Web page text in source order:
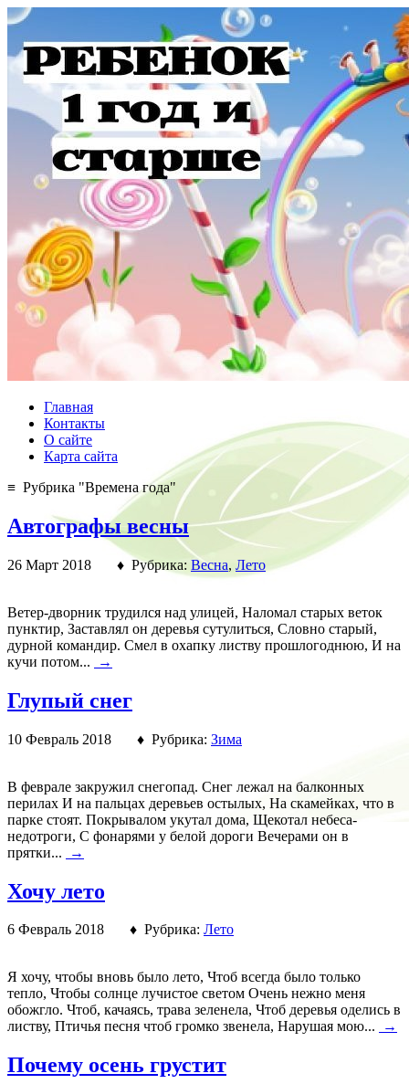
Главная
Контакты
О сайте
Карта сайта
≡ Рубрика "Времена года"
Автографы весны
26 Март 2018 ♦ Рубрика: Весна, Лето
Ветер-дворник трудился над улицей, Наломал старых веток
пунктир, Заставлял он деревья сутулиться, Словно старый,
дурной командир. Смел в охапку листву прошлогоднюю, И на
кучи потом...
→
Глупый снег
10 Февраль 2018 ♦ Рубрика: Зима
В феврале закружил снегопад. Снег лежал на балконных
перилах И на пальцах деревьев остылых, На скамейках, что в
парке стоят. Покрывалом укутал дома, Щекотал небеса-
недотроги, С фонарями у белой дороги Вечерами он в
прятки...
→
Хочу лето
6 Февраль 2018 ♦ Рубрика: Лето
Я хочу, чтобы вновь было лето, Чтоб всегда было только
тепло, Чтобы солнце лучистое светом Очень нежно меня
обожгло. Чтоб, качаясь, трава зеленела, Чтоб деревья оделись в
листву, Птичья песня чтоб громко звенела, Нарушая мою...
→
Почему осень грустит